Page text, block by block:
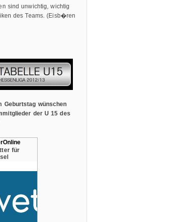
sind unwichtig, wichtig
des Teams. (Eisb�ren
Geburtstag wünschen
der U 15 des
für